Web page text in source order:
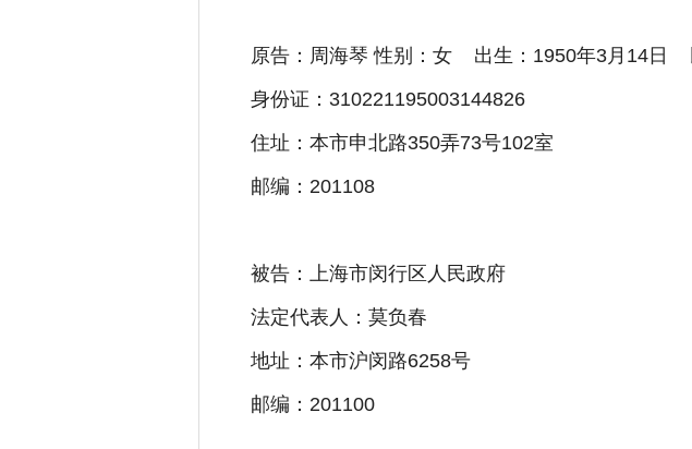
原告：周海琴 性别：女 出生：1950年3月14日
身份证：310221195003144826
住址：本市申北路350弄73号102室
邮编：201108
被告：上海市闵行区人民政府
法定代表人：莫负春
地址：本市沪闵路6258号
邮编：201100